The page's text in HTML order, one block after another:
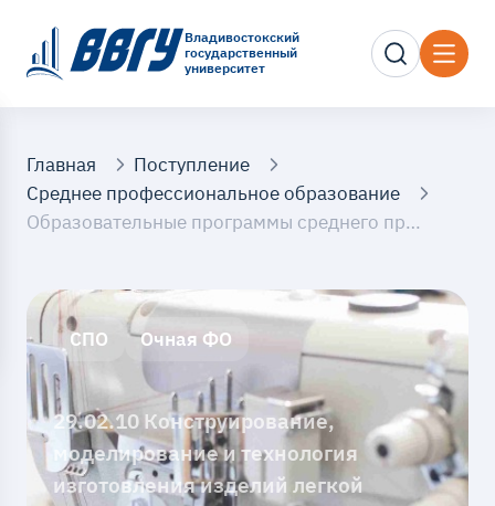
Владивостокский
государственный
университет
Главная
Поступление
Среднее профессиональное образование
Образовательные программы среднего профессионального образования (на базе 9 классов)
СПО Очная ФО
29.02.10 Конструирование,
моделирование и технология
изготовления изделий легкой